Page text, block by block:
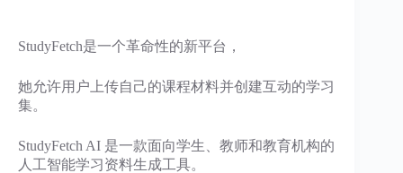
StudyFetch是一个革命性的新平台，
她允许用户上传自己的课程材料并创建互动的学习
集。
StudyFetch AI 是一款面向学生、教师和教育机构的
人工智能学习资料生成工具。